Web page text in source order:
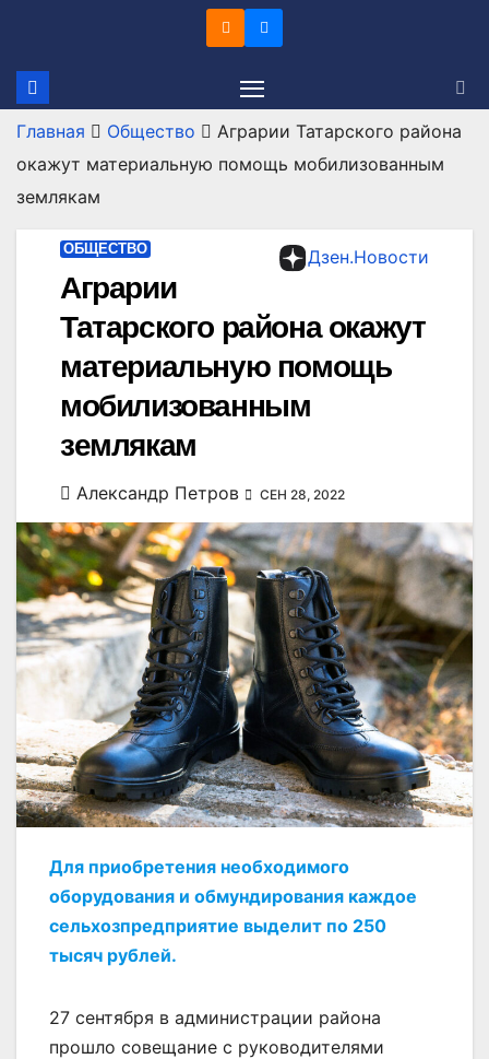
содержимому
Главная Общество
Аграрии Татарского района
окажут материальную помощь мобилизованным
землякам
Дзен.Новости
ОБЩЕСТВО
Аграрии
Татарского района окажут
материальную помощь
мобилизованным
землякам
Александр Петров СЕН 28, 2022
Для приобретения необходимого
оборудования и обмундирования каждое
сельхозпредприятие выделит по 250
тысяч рублей.
27 сентября в администрации района
прошло совещание с руководителями